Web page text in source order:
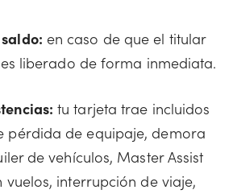
en caso de que el titular
liberado de forma inmediata.
tu tarjeta trae incluidos
pérdida de equipaje, demora
de vehículos, Master Assist
vuelos, interrupción de viaje,